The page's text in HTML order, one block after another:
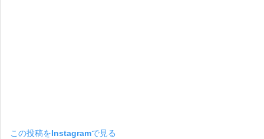
この投稿をInstagramで見る